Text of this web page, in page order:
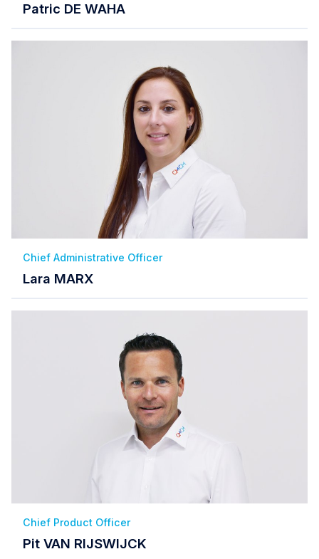
Patric DE WAHA
Chief Administrative Officer
Lara MARX
Chief Product Officer
Pit VAN RIJSWIJCK